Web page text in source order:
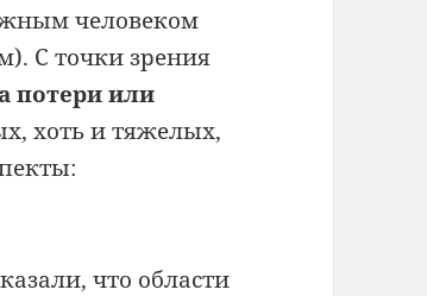
человеком
С точки зрения
потери или
хоть и тяжелых,
что области